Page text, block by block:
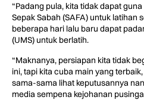
“Padang pula, kita tidak dapat
Sepak Sabah (SAFA) untuk latihan
beberapa hari lalu baru dapat
(UMS) untuk berlatih.
“Maknanya, persiapan kita tidak
ini, tapi kita cuba main yang
sama-sama lihat keputusannya
media sempena kejohanan